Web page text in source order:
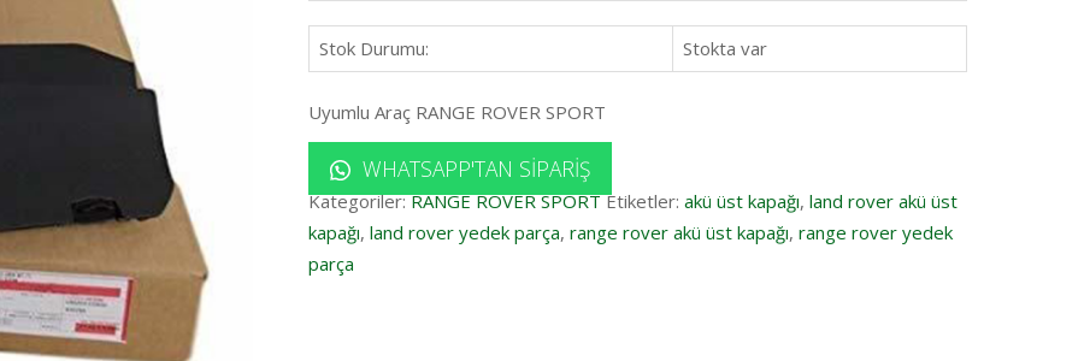
Stok Durumu: Stokta var
Uyumlu Araç RANGE ROVER SPORT
WHATSAPP'TAN SIPARIŞ
Kategoriler:RANGE ROVER SPORT Etiketler: akü üst kapağı, land rover akü üst
kapağı, land rover yedek parça, range rover akü üst kapağı, range rover yedek
parça